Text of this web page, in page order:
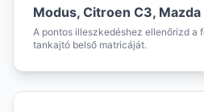
Modus, Citroen C3,
A pontos illeszkedéshez ellenőrizd a
tankajtó belső matricáját.